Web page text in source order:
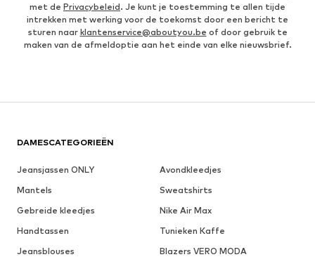
met de Privacybeleid. Je kunt je toestemming te allen tijde
intrekken met werking voor de toekomst door een bericht te
sturen naar klantenservice@aboutyou.be of door gebruik te
maken van de afmeldoptie aan het einde van elke nieuwsbrief.
DAMESCATEGORIEËN
Jeansjassen ONLY
Avondkleedjes
Mantels
Sweatshirts
Gebreide kleedjes
Nike Air Max
Handtassen
Tunieken Kaffe
Jeansblouses
Blazers VERO MODA